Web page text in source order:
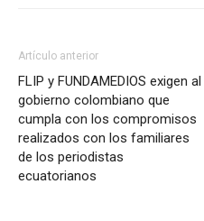
Artículo anterior
FLIP y FUNDAMEDIOS exigen al
gobierno colombiano que
cumpla con los compromisos
realizados con los familiares
de los periodistas
ecuatorianos